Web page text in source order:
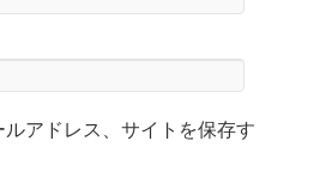
アドレス、サイトを保存す